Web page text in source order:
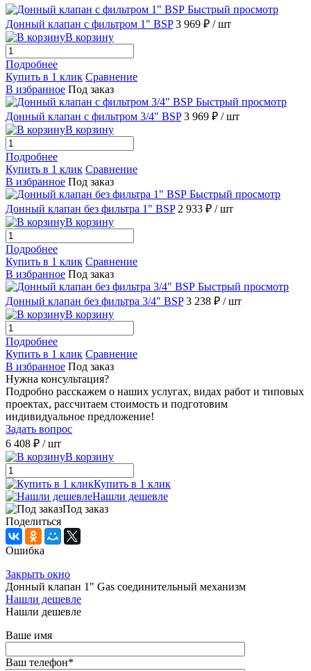
Быстрый просмотр
Донный клапан с фильтром 1" BSP 3 969 ₽ / шт
В корзину
Подробнее
Купить в 1 клик Сравнение
В избранное Под заказ
Быстрый просмотр
Донный клапан с фильтром 3/4" BSP 3 969 ₽ / шт
В корзину
Подробнее
Купить в 1 клик Сравнение
В избранное Под заказ
Быстрый просмотр
Донный клапан без фильтра 1" BSP 2 933 ₽ / шт
В корзину
Подробнее
Купить в 1 клик Сравнение
В избранное Под заказ
Быстрый просмотр
Донный клапан без фильтра 3/4" BSP 3 238 ₽ / шт
В корзину
Подробнее
Купить в 1 клик Сравнение
В избранное Под заказ
Нужна консультация?
Подробно расскажем о наших услугах, видах работ и типовых
проектах, рассчитаем стоимость и подготовим
индивидуальное предложение!
Задать вопрос
6 408 ₽ / шт
В корзину
Купить в 1 клик
Нашли дешевле
Под заказ
Поделиться
Ошибка
Закрыть окно
Донный клапан 1" Gas соединительный механизм
Нашли дешевле
Нашли дешевле
Ваше имя
Ваш телефон*